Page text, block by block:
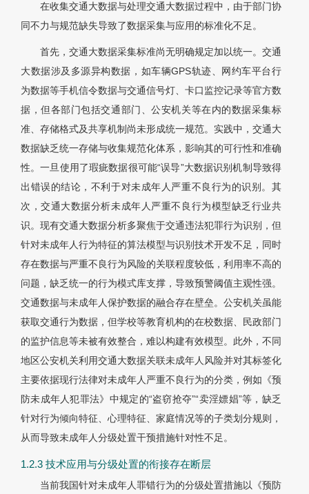
在收集交通大数据与处理交通大数据过程中，由于部门协
同不力与规范缺失导致了数据采集与应用的标准化不足。
首先，交通大数据采集标准尚无明确规定加以统一。交通
大数据涉及多源异构数据，如车辆GPS轨迹、网约车平台行
为数据等手机信令数据与交通信号灯、卡口监控记录等官方数
据，但各部门包括交通部门、公安机关等在内的数据采集标
准、存储格式及共享机制尚未形成统一规范。实践中，交通大
数据缺乏统一存储与收集规范化体系，影响其的可行性和准确
性。一旦使用了瑕疵数据很可能“误导”大数据识别机制导致得
出错误的结论，不利于对未成年人严重不良行为的识别。其
次，交通大数据分析未成年人严重不良行为模型缺乏行业共
识。现有交通大数据分析多聚焦于交通违法犯罪行为识别，但
针对未成年人行为特征的算法模型与识别技术开发不足，同时
存在数据与严重不良行为风险的关联程度较低，利用率不高的
问题，缺乏统一的行为模式库支撑，导致预警阈值主观性强。
交通数据与未成年人保护数据的融合存在壁垒。公安机关虽能
获取交通行为数据，但学校等教育机构的在校数据、民政部门
的监护信息等未被有效整合，难以构建有效模型。此外，不同
地区公安机关利用交通大数据关联未成年人风险并对其标签化
主要依据现行法律对未成年人严重不良行为的分类，例如《预
防未成年人犯罪法》中规定的“盗窃抢夺”“卖淫嫖娼”等，缺乏
针对行为倾向特征、心理特征、家庭情况等的子类划分规则，
从而导致未成年人分级处置干预措施针对性不足。
1.2.3 技术应用与分级处置的衔接存在断层
当前我国针对未成年人罪错行为的分级处置措施以《预防